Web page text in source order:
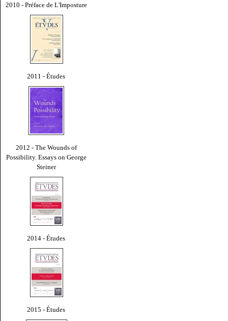
2010 - Préface de L'Imposture
2011 - Études
2012 - The Wounds of
Possibility. Essays on George
Steiner
2014 - Études
2015 - Études